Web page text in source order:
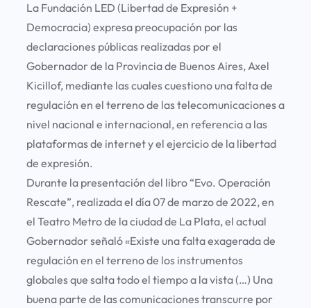
La Fundación LED (Libertad de Expresión +
Democracia) expresa preocupación por las
declaraciones públicas realizadas por el
Gobernador de la Provincia de Buenos Aires, Axel
Kicillof, mediante las cuales cuestiono una falta de
regulación en el terreno de las telecomunicaciones a
nivel nacional e internacional, en referencia a las
plataformas de internet y el ejercicio de la libertad
de expresión.
Durante la presentación del libro “Evo. Operación
Rescate”, realizada el día 07 de marzo de 2022, en
el Teatro Metro de la ciudad de La Plata, el actual
Gobernador señaló «Existe una falta exagerada de
regulación en el terreno de los instrumentos
globales que salta todo el tiempo a la vista (…) Una
buena parte de las comunicaciones transcurre por